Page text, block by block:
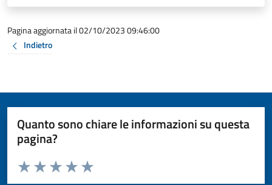
Pagina aggiornata il 02/10/2023 09:46:00
Indietro
Quanto sono chiare le informazioni su questa
pagina?
Valuta da 1 a 5 stelle la pagina
Valuta 5 stelle su 5
Valuta 4 stelle su 5
Valuta 3 stelle su 5
Valuta 2 stelle su 5
Valuta 1 stelle su 5